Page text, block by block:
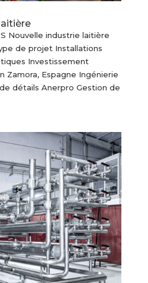
Nouvelle industrie laitière
de projet Installations
Investissement
Zamora, Espagne Ingénierie
détails Anerpro Gestion de